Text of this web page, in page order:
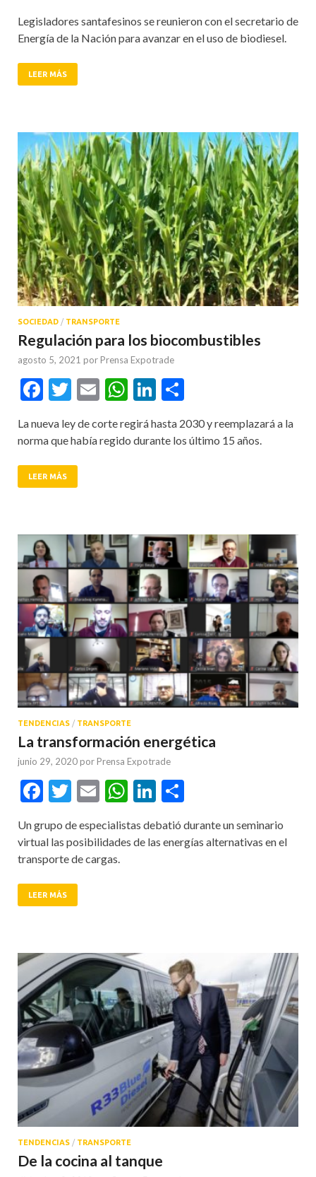
Legisladores santafesinos se reunieron con el secretario de
Energía de la Nación para avanzar en el uso de biodiesel.
LEER MÁS
SOCIEDAD / TRANSPORTE
Regulación para los biocombustibles
agosto 5, 2021 por Prensa Expotrade
Facebook
Twitter
EmailWhatsApp
LinkedIn
La nueva ley de corte regirá hasta 2030 y reemplazará a la
norma que había regido durante los último 15 años.
LEER MÁS
TENDENCIAS / TRANSPORTE
La transformación energética
junio 29, 2020 por Prensa Expotrade
Facebook
Twitter
EmailWhatsApp
LinkedIn
Un grupo de especialistas debatió durante un seminario
virtual las posibilidades de las energías alternativas en el
transporte de cargas.
LEER MÁS
TENDENCIAS / TRANSPORTE
De la cocina al tanque